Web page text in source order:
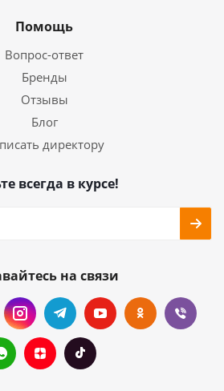
Помощь
Вопрос-ответ
Бренды
Отзывы
Блог
директору
всегда в курсе!
на связи